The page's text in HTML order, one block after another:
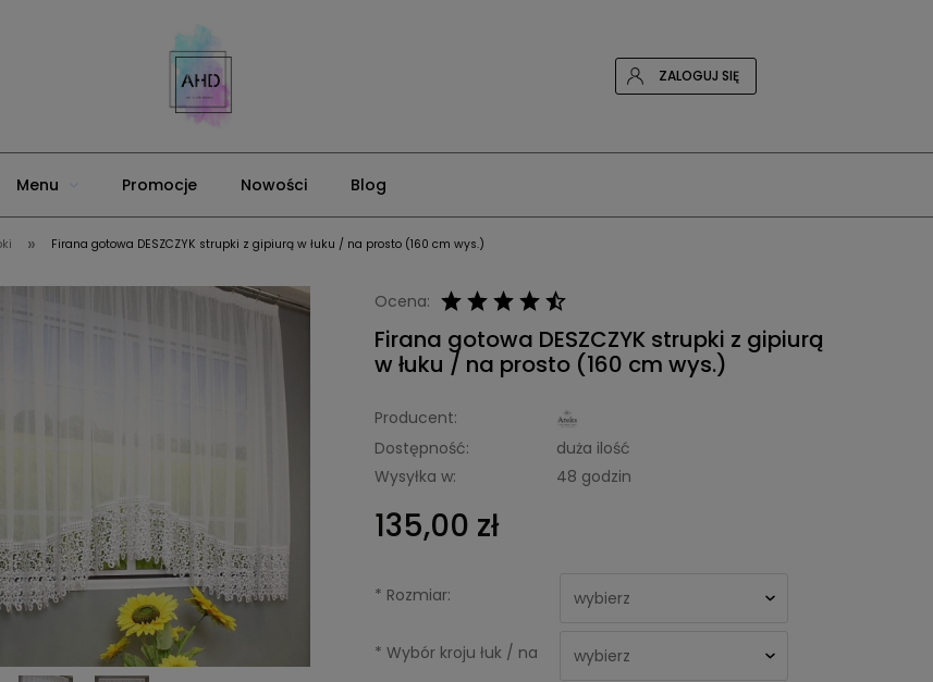
ZALOGUJ SIĘ
Menu Promocje Nowości Blog
» Firana gotowa DESZCZYK strupki z gipiurą w łuku / na prosto (160 cm wys.)
Ocena:
Firana gotowa DESZCZYK strupki z gipiurą
w łuku / na prosto (160 cm wys.)
Producent:
Dostępność:
duża ilość
Wysyłka w:
48 godzin
135,00 zł
* Rozmiar:
* Wybór kroju łuk / na